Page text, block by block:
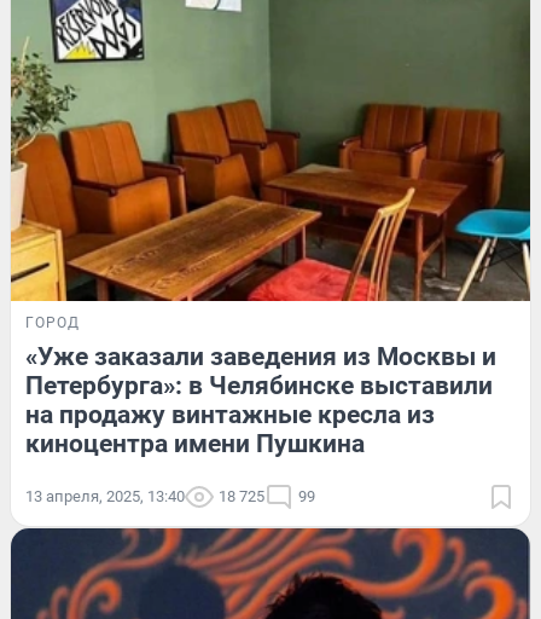
ГОРОД
«Уже заказали заведения из Москвы и
Петербурга»: в Челябинске выставили
на продажу винтажные кресла из
киноцентра имени Пушкина
13 апреля, 2025, 13:40 18 725 99